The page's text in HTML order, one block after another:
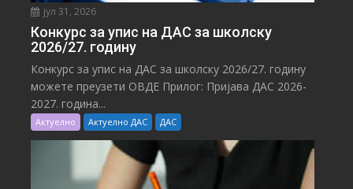
јул 31, 2026
Конкурс за упис на ДАС за школску
2026/27. годину
Конкурс за упис на ДАС за школску 2026/27. годину
можете преузети ОВДЕ Прилог: Пријава ДАС 2026-
2027. година...
Актуелно Актуелно ДАС ДАС